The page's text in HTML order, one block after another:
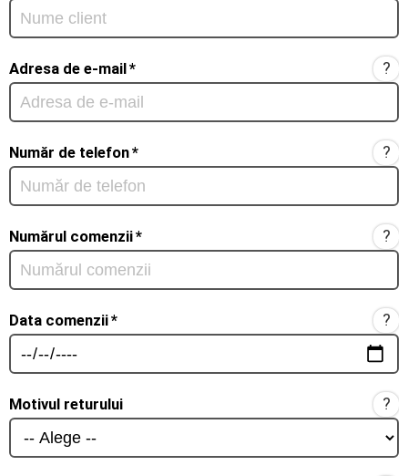
Adresa de e-mail* ?
Număr de telefon* ?
Numărul comenzii* ?
Data comenzii* ?
Motivul returului ?